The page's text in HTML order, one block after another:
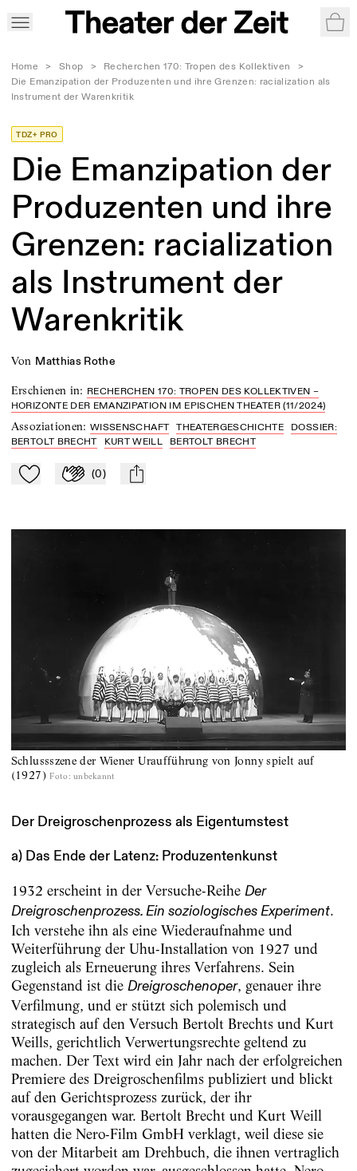
Home > Shop > Recherchen 170: Tropen des Kollektiven
>
Die Emanzipation der Produzenten und ihre Grenzen: racialization als
Instrument der Warenkritik
TDZ+ PRO
Die Emanzipation der
Produzenten und ihre
Grenzen: racialization
als Instrument der
Warenkritik
von Matthias Rothe
Erschienen in: RECHERCHEN 170: TROPEN DES KOLLEKTIVEN –
HORIZONTE DER EMANZIPATION IM EPISCHEN THEATER (11/2024)
Assoziationen:WISSENSCHAFT THEATERGESCHICHTE
DOSSIER:
BERTOLT BRECHT
KURT WEILL BERTOLT BRECHT
Zu Mein-TdZ hinzufügen
Applaudieren
(0) mail
Schlussszene der Wiener Uraufführung von Jonny spielt auf
(1927) Foto: unbekannt
Der Dreigroschenprozess als Eigentumstest
a) Das Ende der Latenz: Produzentenkunst
1932 erscheint in der Versuche-Reihe Der
Dreigroschenprozess. Ein soziologisches Experiment.
Ich verstehe ihn als eine Wiederaufnahme und
Weiterführung der Uhu-Installation von 1927 und
zugleich als Erneuerung ihres Verfahrens. Sein
Gegenstand ist die Dreigroschenoper, genauer ihre
Verfilmung, und er stützt sich polemisch und
strategisch auf den Versuch Bertolt Brechts und Kurt
Weills, gerichtlich Verwertungsrechte geltend zu
machen. Der Text wird ein Jahr nach der erfolgreichen
Premiere des Dreigroschenfilms publiziert und blickt
auf den Gerichtsprozess zurück, der ihr
vorausgegangen war. Bertolt Brecht und Kurt Weill
hatten die Nero-Film GmbH verklagt, weil diese sie
von der Mitarbeit am Drehbuch, die ihnen vertraglich